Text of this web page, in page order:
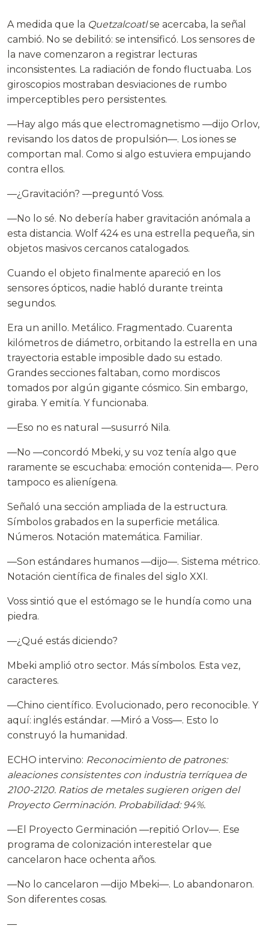
A medida que la Quetzalcoatlse acercaba, la señal
cambió. No se debilitó: se intensificó. Los sensores de
la nave comenzaron a registrar lecturas
inconsistentes. La radiación de fondo fluctuaba. Los
giroscopios mostraban desviaciones de rumbo
imperceptibles pero persistentes.
—Hay algo más que electromagnetismo —dijo Orlov,
revisando los datos de propulsión—. Los iones se
comportan mal. Como si algo estuviera empujando
contra ellos.
—¿Gravitación? —preguntó Voss.
—No lo sé. No debería haber gravitación anómala a
esta distancia. Wolf 424 es una estrella pequeña, sin
objetos masivos cercanos catalogados.
Cuando el objeto finalmente apareció en los
sensores ópticos, nadie habló durante treinta
segundos.
Era un anillo. Metálico. Fragmentado. Cuarenta
kilómetros de diámetro, orbitando la estrella en una
trayectoria estable imposible dado su estado.
Grandes secciones faltaban, como mordiscos
tomados por algún gigante cósmico. Sin embargo,
giraba. Y emitía. Y funcionaba.
—Eso no es natural —susurró Nila.
—No —concordó Mbeki, y su voz tenía algo que
raramente se escuchaba: emoción contenida—. Pero
tampoco es alienígena.
Señaló una sección ampliada de la estructura.
Símbolos grabados en la superficie metálica.
Números. Notación matemática. Familiar.
—Son estándares humanos —dijo—. Sistema métrico.
Notación científica de finales del siglo XXI.
Voss sintió que el estómago se le hundía como una
piedra.
—¿Qué estás diciendo?
Mbeki amplió otro sector. Más símbolos. Esta vez,
caracteres.
—Chino científico. Evolucionado, pero reconocible. Y
aquí: inglés estándar. —Miró a Voss—. Esto lo
construyó la humanidad.
ECHO intervino: Reconocimiento de patrones:
aleaciones consistentes con industria terríquea de
2100-2120. Ratios de metales sugieren origen del
Proyecto Germinación. Probabilidad: 94%.
—El Proyecto Germinación —repitió Orlov—. Ese
programa de colonización interestelar que
cancelaron hace ochenta años.
—No lo cancelaron —dijo Mbeki—. Lo abandonaron.
Son diferentes cosas.
—